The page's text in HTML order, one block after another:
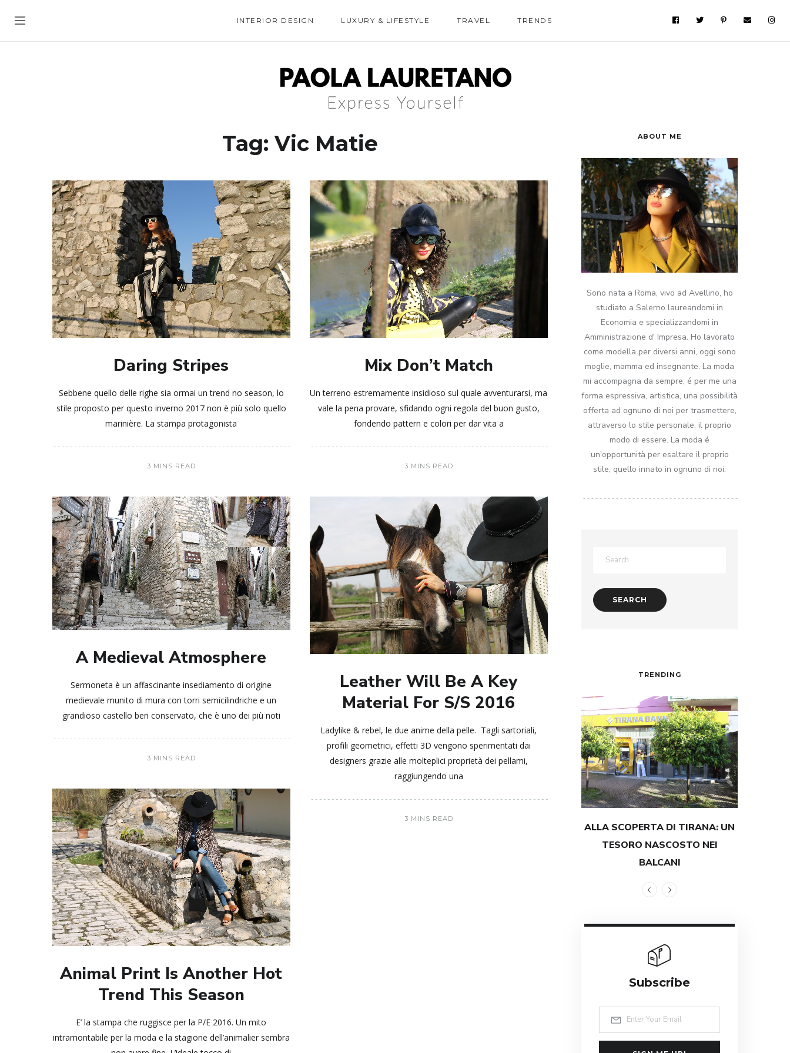
INTERIOR DESIGN LUXURY & LIFESTYLE TRAVEL TRENDS
Tag:Vic Matie
Daring Stripes
Sebbene quello delle righe sia ormai un trend no season, lo
stile proposto per questo inverno 2017 non è più solo quello
marinière. La stampa protagonista
3 MINS READ
Mix Don’t Match
Un terreno estremamente insidioso sul quale avventurarsi, ma
vale la pena provare, sfidando ogni regola del buon gusto,
fondendo pattern e colori per dar vita a
3 MINS READ
A Medieval Atmosphere
Sermoneta è un affascinante insediamento di origine
medievale munito di mura con torri semicilindriche e un
grandioso castello ben conservato, che è uno dei più noti
3 MINS READ
Leather Will Be A Key
Material For S/S 2016
Ladylike & rebel, le due anime della pelle. Tagli sartoriali,
profili geometrici, effetti 3D vengono sperimentati dai
designers grazie alle molteplici proprietà dei pellami,
raggiungendo una
3 MINS READ
Animal Print Is Another Hot
Trend This Season
E’ la stampa che ruggisce per la P/E 2016. Un mito
intramontabile per la moda e la stagione dell’animalier sembra
ABOUT ME
Sono nata a Roma, vivo ad Avellino, ho
studiato a Salerno laureandomi in
Economia e specializzandomi in
Amministrazione d' Impresa. Ho lavorato
come modella per diversi anni, oggi sono
moglie, mamma ed insegnante. La moda
mi accompagna da sempre, é per me una
forma espressiva, artistica, una possibilità
offerta ad ognuno di noi per trasmettere,
attraverso lo stile personale, il proprio
modo di essere. La moda é
un'opportunità per esaltare il proprio
stile, quello innato in ognuno di noi.
TRENDING
ALLA SCOPERTA DI TIRANA: UN
TESORO NASCOSTO NEI
BALCANI
Subscribe